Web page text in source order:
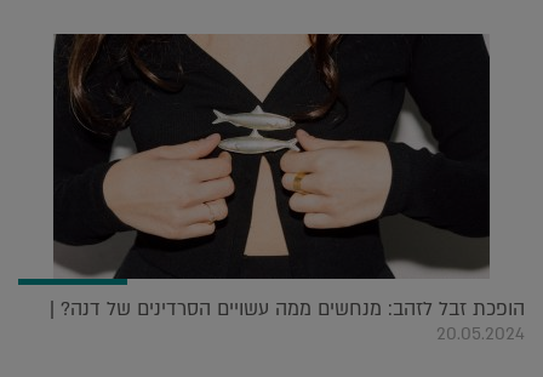
הופכת זבל לזהב: מנחשים ממה עשויים הסרדינים של דנה? |
20.05.2024